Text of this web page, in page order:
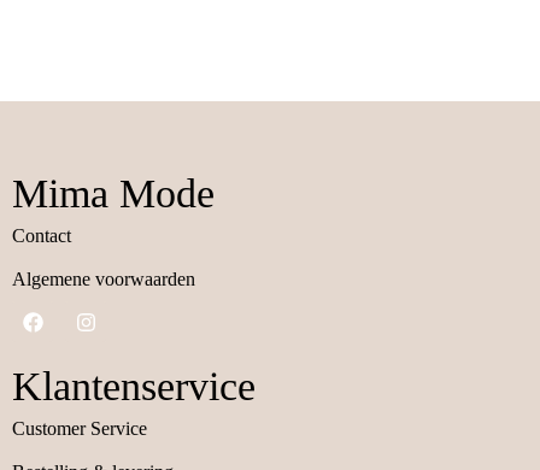
Mima Mode
Contact
Algemene voorwaarden
Klantenservice
Customer Service